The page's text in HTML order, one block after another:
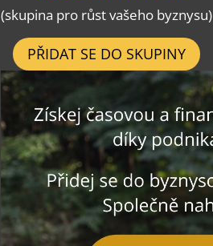
(skupina pro růst vašeho byznysu)
PŘIDAT SE DO SKUPINY